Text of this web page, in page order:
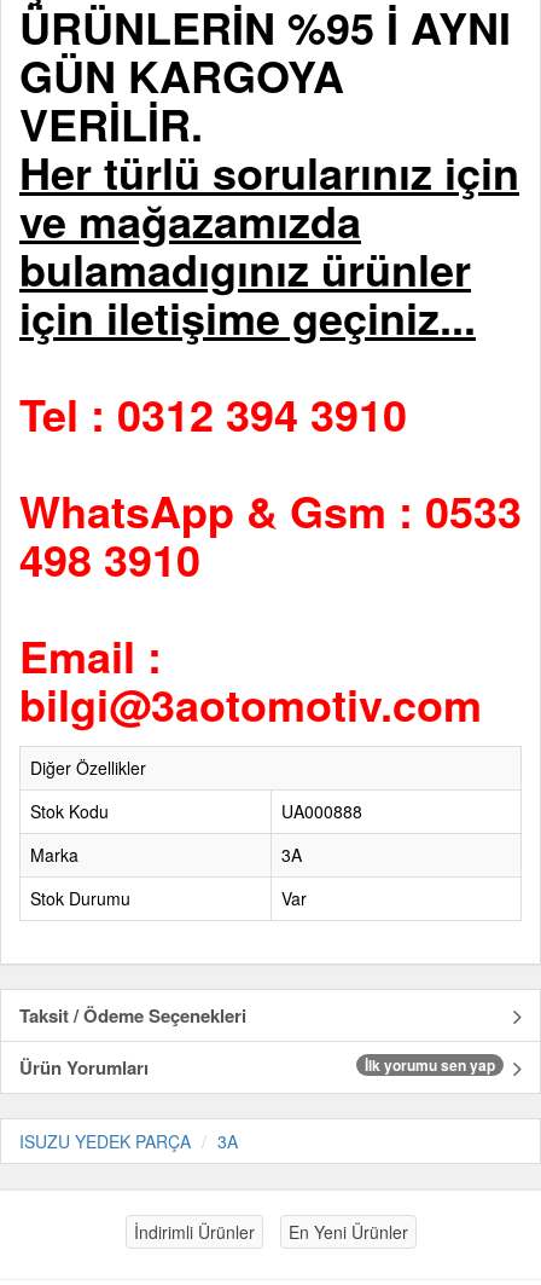
ÜRÜNLERİN %95 İ AYNI
GÜN KARGOYA
VERİLİR.
Her türlü sorularınız için
ve mağazamızda
bulamadıgınız ürünler
için iletişime geçiniz...
Tel : 0312 394 3910
WhatsApp & Gsm : 0533
498 3910
Email :
bilgi@3aotomotiv.com
Diğer Özellikler
Stok Kodu
UA000888
Marka
3A
Stok Durumu
Var
Taksit / Ödeme Seçenekleri
Ürün Yorumları
İlk yorumu sen yap
ISUZU YEDEK PARÇA 3A
İndirimli Ürünler En Yeni Ürünler